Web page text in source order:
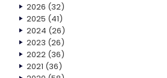
2026 (32)
2025 (41)
2024 (26)
2023 (26)
2022(36)
2021 (36)